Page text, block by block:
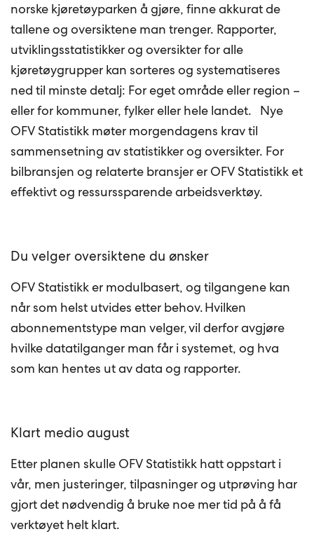
norske kjøretøyparken å gjøre, finne akkurat de
tallene og oversiktene man trenger. Rapporter,
utviklingsstatistikker og oversikter for alle
kjøretøygrupper kan sorteres og systematiseres
ned til minste detalj: For eget område eller region –
eller for kommuner, fylker eller hele landet. Nye
OFV Statistikk møter morgendagens krav til
sammensetning av statistikker og oversikter. For
bilbransjen og relaterte bransjer er OFV Statistikk et
effektivt og ressurssparende arbeidsverktøy.
Du velger oversiktene du ønsker
OFV Statistikk er modulbasert, og tilgangene kan
når som helst utvides etter behov. Hvilken
abonnementstype man velger, vil derfor avgjøre
hvilke datatilganger man får i systemet, og hva
som kan hentes ut av data og rapporter.
Klart medio august
Etter planen skulle OFV Statistikk hatt oppstart i
vår, men justeringer, tilpasninger og utprøving har
gjort det nødvendig å bruke noe mer tid på å få
verktøyet helt klart.